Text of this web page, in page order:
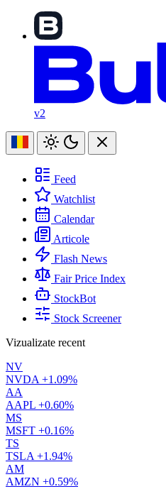
v2
Feed
Watchlist
Calendar
Articole
Flash News
Fair Price Index
StockBot
Stock Screener
Vizualizate recent
NV
NVDA +1.09%
AA
AAPL +0.60%
MS
MSFT +0.16%
TS
TSLA +1.94%
AM
AMZN +0.59%